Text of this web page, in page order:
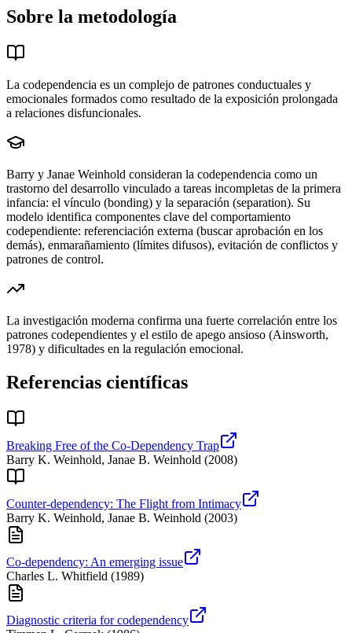
Sobre la metodología
La codependencia es un complejo de patrones conductuales y
emocionales formados como resultado de la exposición prolongada
a relaciones disfuncionales.
Barry y Janae Weinhold consideran la codependencia como un
trastorno del desarrollo vinculado a tareas incompletas de la primera
infancia: el vínculo (bonding) y la separación (separation). Su
modelo identifica componentes clave del comportamiento
codependiente: referenciación externa (buscar aprobación en los
demás), enmarañamiento (límites difusos), evitación de conflictos y
patrones de control.
La investigación moderna confirma una fuerte correlación entre los
patrones codependientes y el estilo de apego ansioso (Ainsworth,
1978) y dificultades en la regulación emocional.
Referencias científicas
Breaking Free of the Co-Dependency Trap
Barry K. Weinhold, Janae B. Weinhold (2008)
Counter-dependency: The Flight from Intimacy
Barry K. Weinhold, Janae B. Weinhold (2003)
Co-dependency: An emerging issue
Charles L. Whitfield (1989)
Diagnostic criteria for codependency